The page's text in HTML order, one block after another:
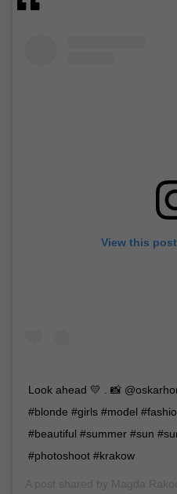
View this
Look ahead 💛 . 📸
#blonde #girls #model
#beautiful #summer #sun
#photoshoot #krakow